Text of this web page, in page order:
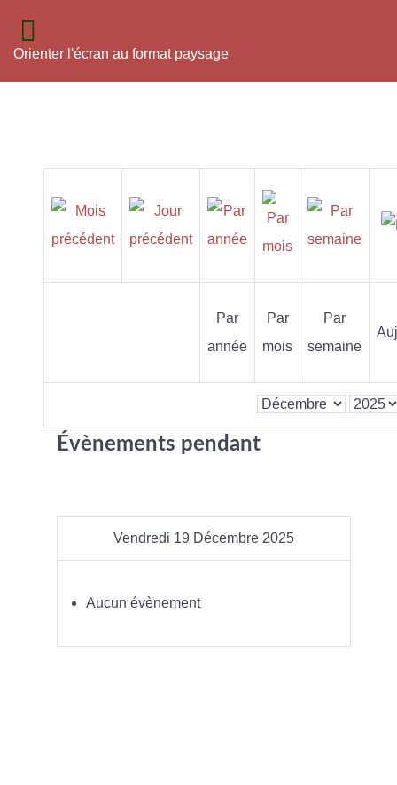
Orienter l'écran au format paysage
Par
année
Par
mois
Par
semaine
Évènements pendant
Vendredi 19 Décembre 2025
Aucun évènement